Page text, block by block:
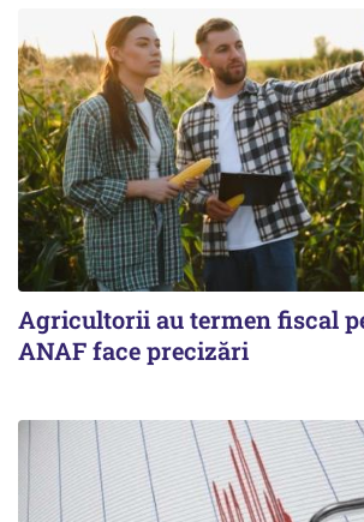
Agricultorii au termen fiscal
ANAF face precizări